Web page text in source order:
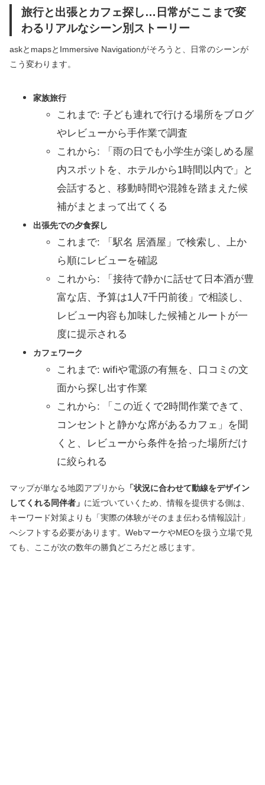
旅行と出張とカフェ探し…日常がここまで変
わるリアルなシーン別ストーリー
askとmapsとImmersive Navigationがそろうと、日常のシーンが
こう変わります。
家族旅行
これまで: 子ども連れで行ける場所をブログ
やレビューから手作業で調査
これから: 「雨の日でも小学生が楽しめる屋
内スポットを、ホテルから1時間以内で」と
会話すると、移動時間や混雑を踏まえた候
補がまとまって出てくる
出張先での夕食探し
これまで: 「駅名 居酒屋」で検索し、上か
ら順にレビューを確認
これから: 「接待で静かに話せて日本酒が豊
富な店、予算は1人7千円前後」で相談し、
レビュー内容も加味した候補とルートが一
度に提示される
カフェワーク
これまで: wifiや電源の有無を、口コミの文
面から探し出す作業
これから: 「この近くで2時間作業できて、
コンセントと静かな席があるカフェ」を聞
くと、レビューから条件を拾った場所だけ
に絞られる
マップが単なる地図アプリから
「状況に合わせて動線をデザイン
してくれる同伴者」 に近づいていくため、情報を提供する側は、
キーワード対策よりも「実際の体験がそのまま伝わる情報設計」
へシフトする必要があります。WebマーケやMEOを扱う立場で見
ても、ここが次の数年の勝負どころだと感じます。